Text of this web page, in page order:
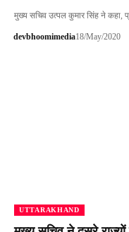
मुख्य सचिव उत्पल कुमार सिंह ने कहा,
devbhoomimedia18/May/2020
UTTARAKHAND